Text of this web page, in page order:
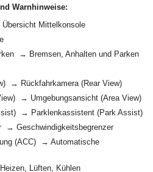
Warnhinweise:
Mittelkonsole
→ Bremsen, Anhalten und Parken
→ Rückfahrkamera (Rear View)
→ Umgebungsansicht (Area View)
→ Parklenkassistent (Park Assist)
→ Geschwindigkeitsbegrenzer
(ACC) → Automatische
Lüften, Kühlen